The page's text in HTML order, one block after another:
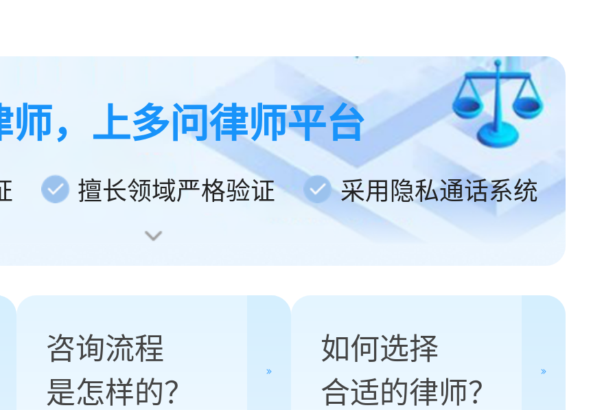
，上多问律师平台
擅长领域严格验证 采用隐私通话系统
咨询流程
是怎样的？
如何选择
合适的律师？